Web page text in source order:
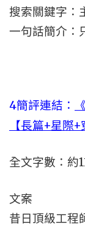
搜索關鍵字：
一句話簡介：
4簡評連結：
【長篇+星際
全文字數：約
文案
昔日頂級工程